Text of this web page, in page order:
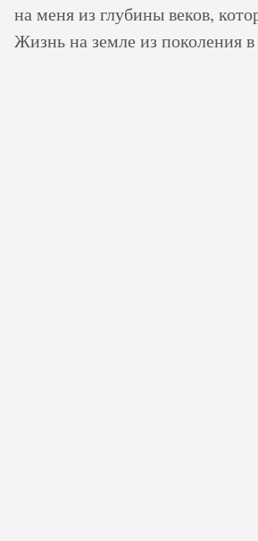
на меня из глубины веков,
Жизнь на земле из поколения